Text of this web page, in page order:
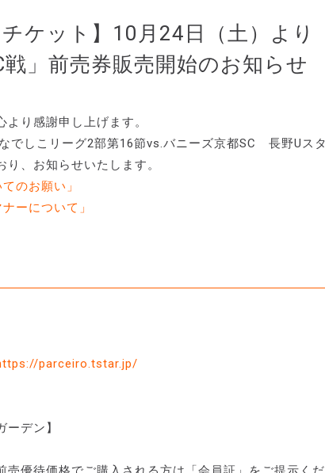
チケット】10月24日（土）より
」前売券販売開始のお知らせ
り感謝申し上げます。
でしこリーグ2部第16節vs.バニーズ京都SC 長野Uス
、お知らせいたします。
のお願い」
ーについて」
parceiro.tstar.jp/
ーデン】